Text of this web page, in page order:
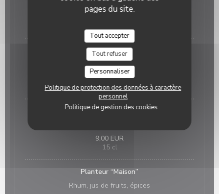
pages du site.
Tout accepter
Tout refuser
Personnaliser
Politique de protection des données à caractère
personnel
Politique de gestion des cookies
Apéritifs
Spritz (Aperol, Campari ou limoncello)
Aperol, Prosecco, eau gazeuse
8,00 EUR
15 cl
Spritz Saint Germain
9,00 EUR
15 cl
Planteur “Maison”
Rhum, jus de fruits, épices